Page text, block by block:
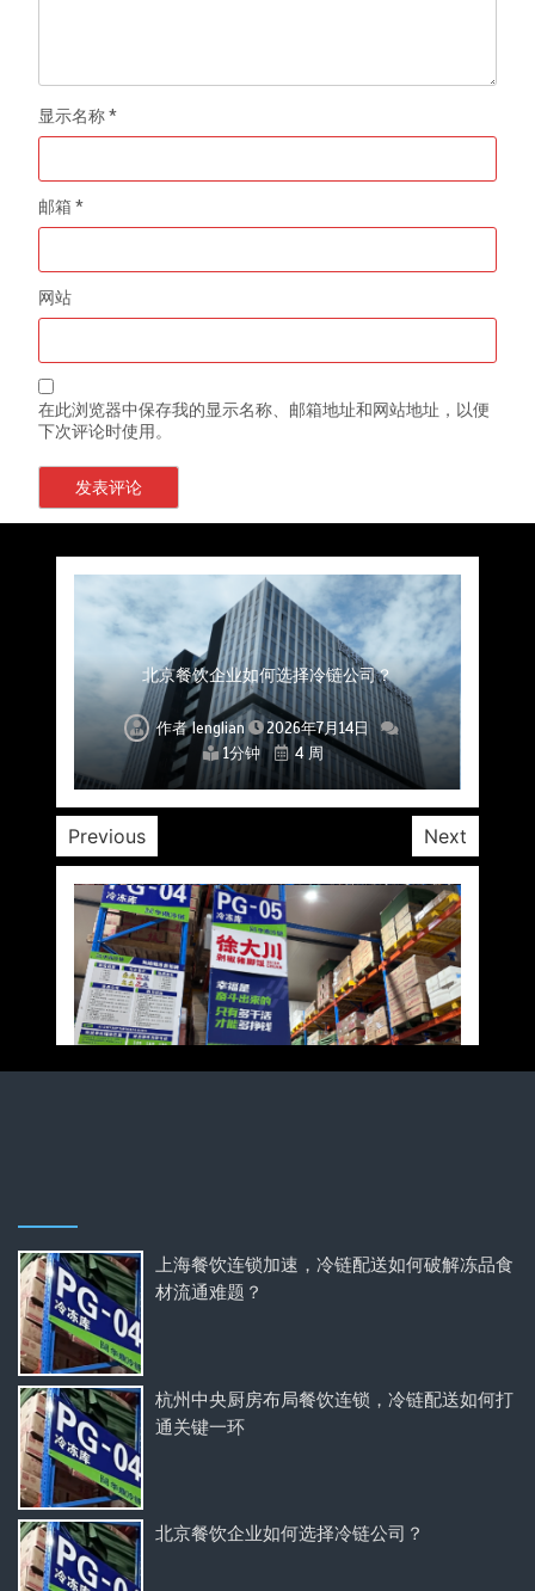
显示名称*
邮箱*
网站
在此浏览器中保存我的显示名称、邮箱地址和网站地址，以便
下次评论时使用。
上海餐饮连锁加速，冷链配送如何破解冻品食材
流通难题？
作者lenglian
2026年7月14日
1分钟
4 周
杭州中央厨房布局餐饮连锁，冷链配送如何打通
关键一环
作者lenglian
2026年7月14日
1分钟
4 周
北京餐饮企业如何选择冷链公司？
作者lenglian
2026年7月14日
1分钟
4 周
深圳冷链物流如何护航餐饮连锁？冻品食材流通
全解析
作者lenglian
2026年7月14日
1分钟
4 周
北京餐饮仓配一体化的核心价值与落地实践解析
作者lenglian
2026年7月14日
1分钟
4 周
武汉冻品配送三要素：控温、时效、低成本如何
兼得？
作者lenglian
2026年7月14日
1分钟
4 周
重庆冷链布局解冻食材运输密码，餐饮连锁如何
稳控品质？
作者lenglian
2026年7月14日
1分钟
4 周
Previous Next
上海餐饮连锁加速，冷链配送如何破解冻品食
材流通难题？
杭州中央厨房布局餐饮连锁，冷链配送如何打
通关键一环
北京餐饮企业如何选择冷链公司？